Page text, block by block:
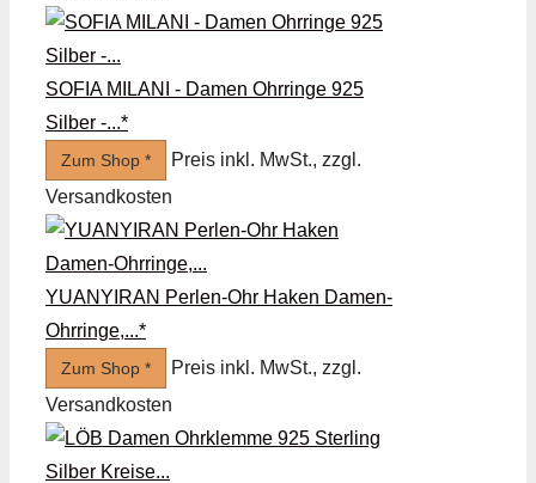
SOFIA MILANI - Damen Ohrringe 925
Silber -...*
Zum Shop *
Preis inkl. MwSt., zzgl.
Versandkosten
YUANYIRAN Perlen-Ohr Haken Damen-
Ohrringe,...*
Zum Shop *
Preis inkl. MwSt., zzgl.
Versandkosten